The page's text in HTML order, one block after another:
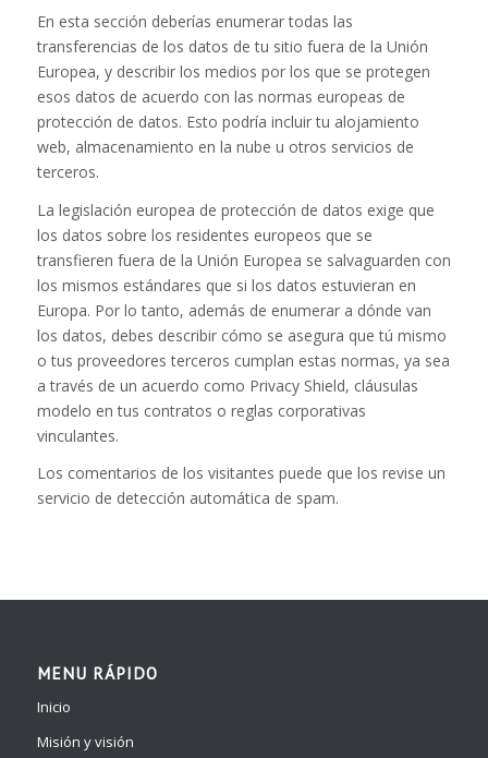
En esta sección deberías enumerar todas las
transferencias de los datos de tu sitio fuera de la Unión
Europea, y describir los medios por los que se protegen
esos datos de acuerdo con las normas europeas de
protección de datos. Esto podría incluir tu alojamiento
web, almacenamiento en la nube u otros servicios de
terceros.
La legislación europea de protección de datos exige que
los datos sobre los residentes europeos que se
transfieren fuera de la Unión Europea se salvaguarden con
los mismos estándares que si los datos estuvieran en
Europa. Por lo tanto, además de enumerar a dónde van
los datos, debes describir cómo se asegura que tú mismo
o tus proveedores terceros cumplan estas normas, ya sea
a través de un acuerdo como Privacy Shield, cláusulas
modelo en tus contratos o reglas corporativas
vinculantes.
Los comentarios de los visitantes puede que los revise un
servicio de detección automática de spam.
MENU RÁPIDO
Inicio
Misión y visión